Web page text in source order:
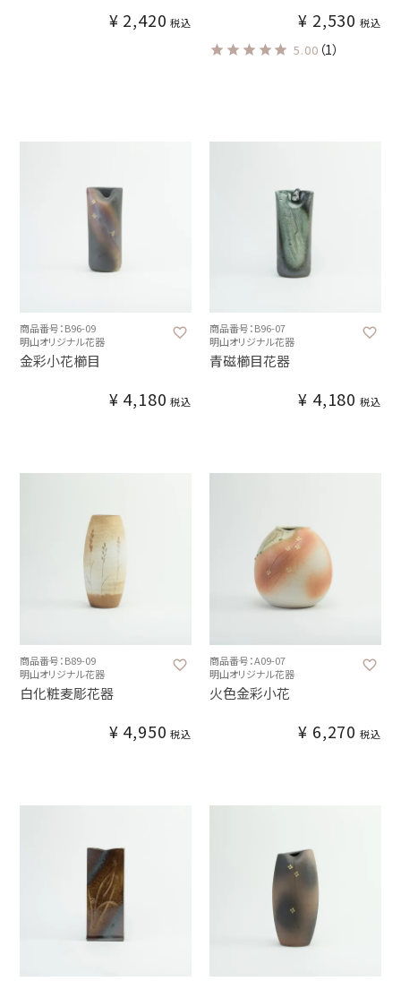
¥ 2,420 税込 ¥ 2,530 税込
5.00 （1）
商品番号：B96-09
明山オリジナル花器
金彩小花櫛目
¥ 4,180 税込
商品番号：B96-07
明山オリジナル花器
青磁櫛目花器
¥ 4,180 税込
商品番号：B89-09
明山オリジナル花器
白化粧麦彫花器
¥ 4,950 税込
商品番号：A09-07
明山オリジナル花器
火色金彩小花
¥ 6,270 税込